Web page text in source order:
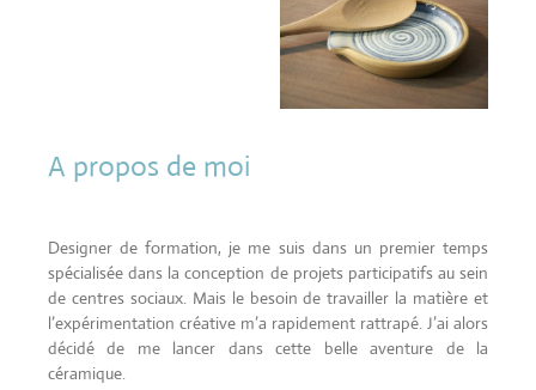
A propos de moi
Designer de formation, je me suis dans un premier temps
spécialisée dans la conception de projets participatifs au sein
de centres sociaux. Mais le besoin de travailler la matière et
l’expérimentation créative m’a rapidement rattrapé. J’ai alors
décidé de me lancer dans cette belle aventure de la
céramique.